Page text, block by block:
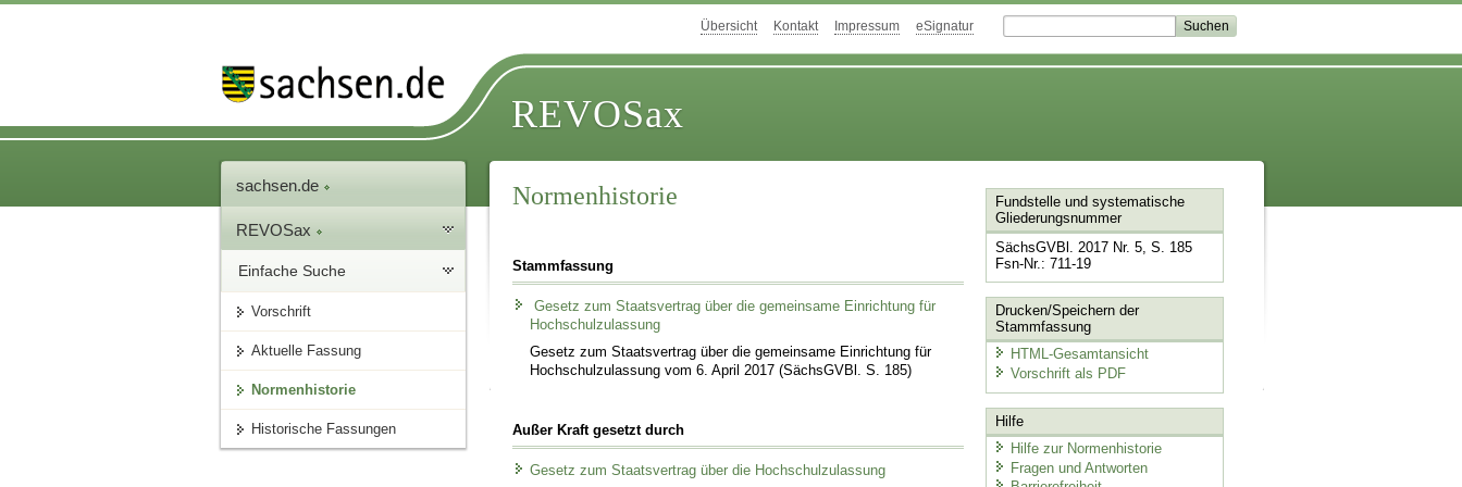
Übersicht Kontakt Impressum eSignatur
REVOSax
sachsen.de
REVOSax
Einfache Suche
Vorschrift
Aktuelle Fassung
Normenhistorie
Historische Fassungen
Normenhistorie
Stammfassung
Gesetz zum Staatsvertrag über die gemeinsame Einrichtung für
Hochschulzulassung
Gesetz zum Staatsvertrag über die gemeinsame Einrichtung für
Hochschulzulassung vom 6. April 2017 (SächsGVBl. S. 185)
Außer Kraft gesetzt durch
Gesetz zum Staatsvertrag über die Hochschulzulassung
Fundstelle und systematische
Gliederungsnummer
SächsGVBl. 2017 Nr. 5, S. 185
Fsn-Nr.: 711-19
Drucken/Speichern der
Stammfassung
HTML-Gesamtansicht
Vorschrift als PDF
Hilfe
Hilfe zur Normenhistorie
Fragen und Antworten